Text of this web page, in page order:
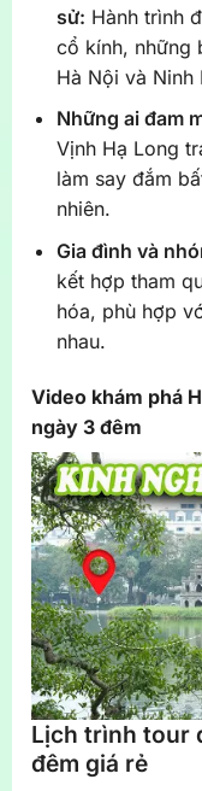
sử: Hành trình
cổ kính, những
Hà Nội và Ninh
Những ai đam
Vịnh Hạ Long
làm say đắm
nhiên.
Gia đình và
kết hợp tham
hóa, phù hợp
nhau.
Video khám phá
ngày 3 đêm
Lịch trình tour
đêm giá rẻ